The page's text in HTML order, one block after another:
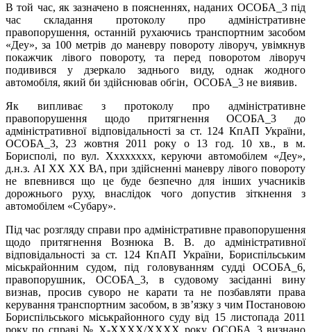
В той час, як зазначено в поясненнях, наданих ОСОБА_3 під
час складання протоколу про адміністративне
правопорушення, останній рухаючись транспортним засобом
«Деу», за 100 метрів до маневру повороту ліворуч, увімкнув
покажчик лівого повороту, та перед поворотом ліворуч
подивився у дзеркало заднього виду, однак жодного
автомобіля, який би здійснював обгін, ОСОБА_3 не виявив.
Як випливає з протоколу про адміністративне
правопорушення щодо притягнення ОСОБА_3 до
адміністративної відповідальності за ст. 124 КпАП України,
ОСОБА_3, 23 жовтня 2011 року о 13 год. 10 хв., в м.
Борисполі, по вул. Xxxxxxxx, керуючи автомобілем «Деу»,
д.н.з. АІ XX XX ВА, при здійсненні маневру лівого повороту
не впевнився що це буде безпечно для інших учасників
дорожнього руху, внаслідок чого допустив зіткнення з
автомобілем «Субару».
Під час розгляду справи про адміністративне правопорушення
щодо притягнення Вознюка В. В. до адміністративної
відповідальності за ст. 124 КпАП України, Бориспільським
міськрайонним судом, під головуванням судді ОСОБА_6,
правопорушник, ОСОБА_3, в судовому засіданні вину
визнав, просив суворо не карати та не позбавляти права
керування транспортним засобом, в зв’язку з чим Постановою
Бориспільського міськрайонного суду від 15 листопада 2011
року по справі № X-XXXX/XXXX року, ОСОБА_3 визнано